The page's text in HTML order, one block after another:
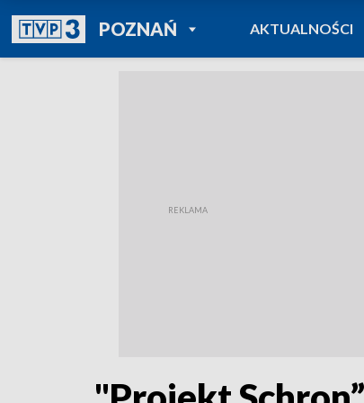
POZNAŃPOWRÓT DO
TVP REGIONY
AKTUALNOŚCI